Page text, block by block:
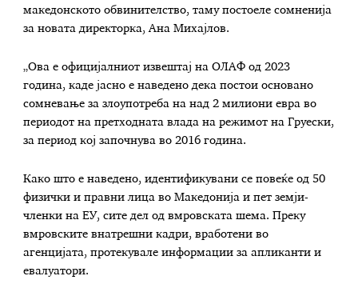
македонското обвинителство, таму постоеле сомненија
за новата директорка, Ана Михајлов.
„Ова е официјалниот извештај на ОЛАФ од 2023
година, каде јасно е наведено дека постои основано
сомневање за злоупотреба на над 2 милиони евра во
периодот на претходната влада на режимот на Груески,
за период кој започнува во 2016 година.
Како што е наведено, идентификувани се повеќе од 50
физички и правни лица во Македонија и пет земји-
членки на ЕУ, сите дел од вмровската шема. Преку
вмровските внатрешни кадри, вработени во
агенцијата, протекувале информации за апликанти и
евалуатори.